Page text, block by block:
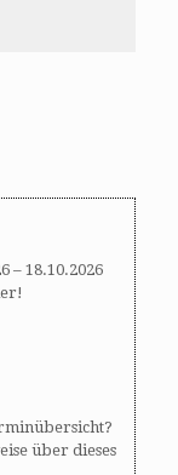
– 18.10.2026
über dieses